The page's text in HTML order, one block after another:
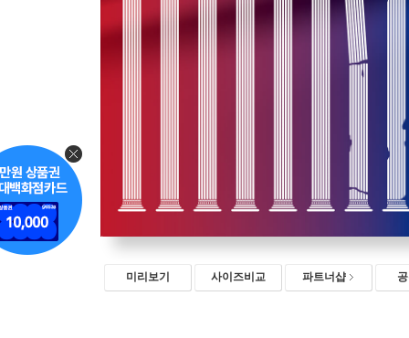
미리보기 사이즈비교 파트너샵